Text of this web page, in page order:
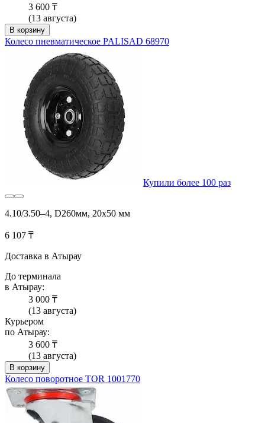
3 600 ₸
(13 августа)
В корзину
Колесо пневматическое PALISAD 68970
Купили более 100 раз
4.10/3.50–4, D260мм, 20x50 мм
6 107 ₸
Доставка в Атырау
До терминала
в Атырау:
3 000 ₸
(13 августа)
Курьером
по Атырау:
3 600 ₸
(13 августа)
В корзину
Колесо поворотное TOR 1001770